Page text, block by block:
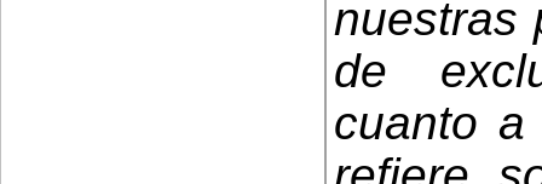
nuestras
de
cuanto a